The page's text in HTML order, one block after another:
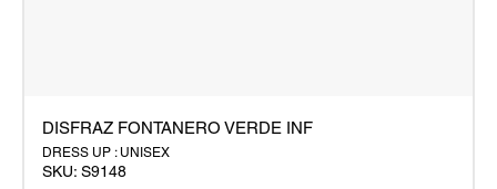
DISFRAZ FONTANERO VERDE INF
DRESS UP : UNISEX
SKU: S9148